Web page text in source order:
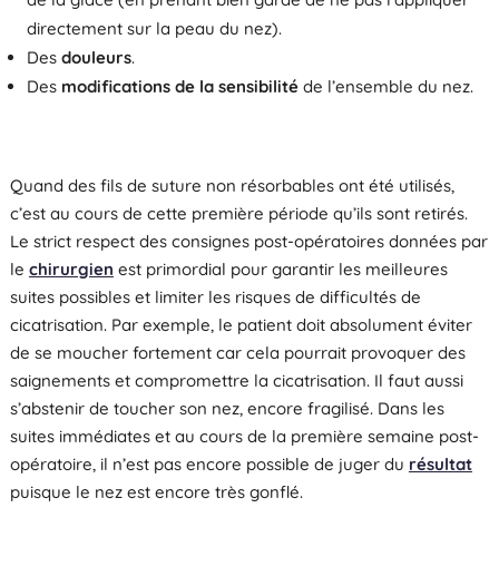
directement sur la peau du nez).
Des douleurs.
Des modifications de la sensibilitéde l’ensemble du nez.
Quand des fils de suture non résorbables ont été utilisés,
c’est au cours de cette première période qu’ils sont retirés.
Le strict respect des consignes post-opératoires données par
le chirurgien est primordial pour garantir les meilleures
suites possibles et limiter les risques de difficultés de
cicatrisation. Par exemple, le patient doit absolument éviter
de se moucher fortement car cela pourrait provoquer des
saignements et compromettre la cicatrisation. Il faut aussi
s’abstenir de toucher son nez, encore fragilisé. Dans les
suites immédiates et au cours de la première semaine post-
opératoire, il n’est pas encore possible de juger du résultat
puisque le nez est encore très gonflé.